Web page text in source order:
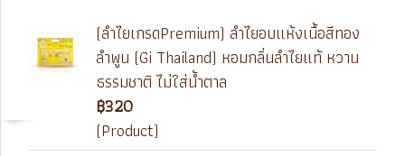
(ลำไยเกรดPremium) ลำไยอบแห้งเนื้อสีทอง
ลำพูน (Gi Thailand) หอมกลิ่นลำไยแท้ หวาน
ธรรมชาติ ไม่ใส่น้ำตาล
฿320
(Product)